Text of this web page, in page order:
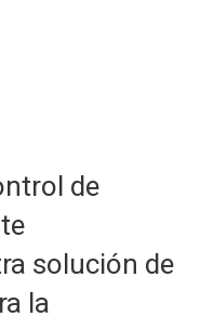
de
solución de
la